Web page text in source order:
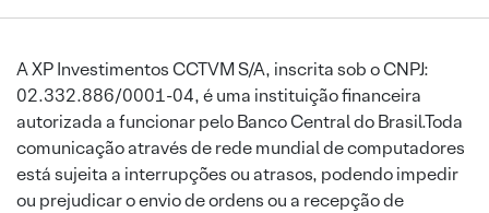
A XP Investimentos CCTVM S/A, inscrita sob o CNPJ:
02.332.886/0001-04, é uma instituição financeira
autorizada a funcionar pelo Banco Central do Brasil.Toda
comunicação através de rede mundial de computadores
está sujeita a interrupções ou atrasos, podendo impedir
ou prejudicar o envio de ordens ou a recepção de